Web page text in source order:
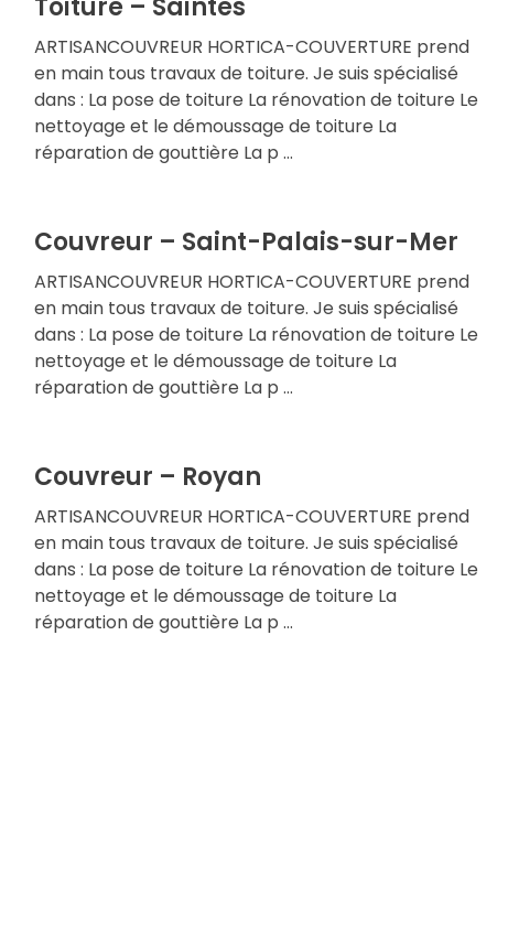
Toiture – Saintes
ARTISANCOUVREUR HORTICA-COUVERTURE prend
en main tous travaux de toiture. Je suis spécialisé
dans : La pose de toiture La rénovation de toiture Le
nettoyage et le démoussage de toiture La
réparation de gouttière La p ...
Couvreur – Saint-Palais-sur-Mer
ARTISANCOUVREUR HORTICA-COUVERTURE prend
en main tous travaux de toiture. Je suis spécialisé
dans : La pose de toiture La rénovation de toiture Le
nettoyage et le démoussage de toiture La
réparation de gouttière La p ...
Couvreur – Royan
ARTISANCOUVREUR HORTICA-COUVERTURE prend
en main tous travaux de toiture. Je suis spécialisé
dans : La pose de toiture La rénovation de toiture Le
nettoyage et le démoussage de toiture La
réparation de gouttière La p ...